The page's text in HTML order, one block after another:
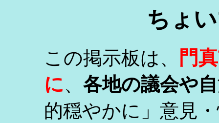
ちょ
この掲示板は、
門
に、 各地の議会や
的穏やかに」意見